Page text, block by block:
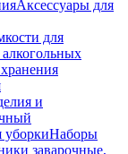
Аксессуары для
для
и
уборкиНаборы
заварочные,